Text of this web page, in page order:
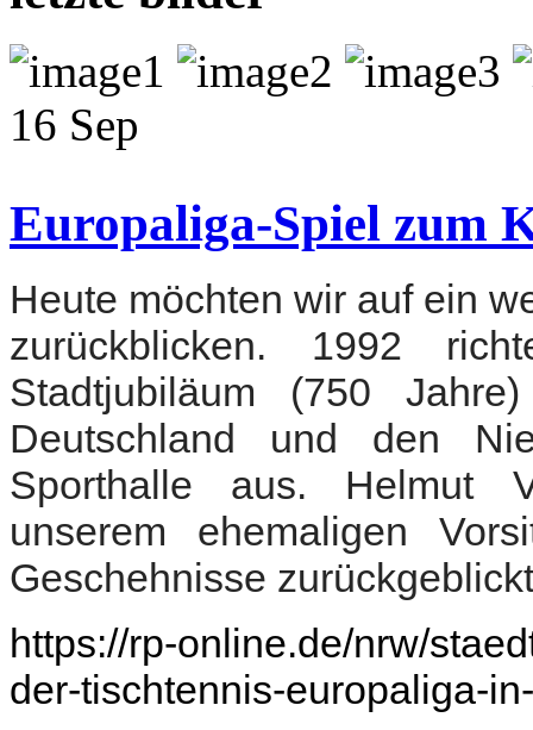
16 Sep
Europaliga-Spiel zum
Heute möchten wir auf ein
zurückblicken. 1992
Stadtjubiläum (750
Deutschland und den
Sporthalle aus. Helmut
unserem ehemaligen
Geschehnisse
https://rp-online.de/nrw/
der-tischtennis-europaliga-